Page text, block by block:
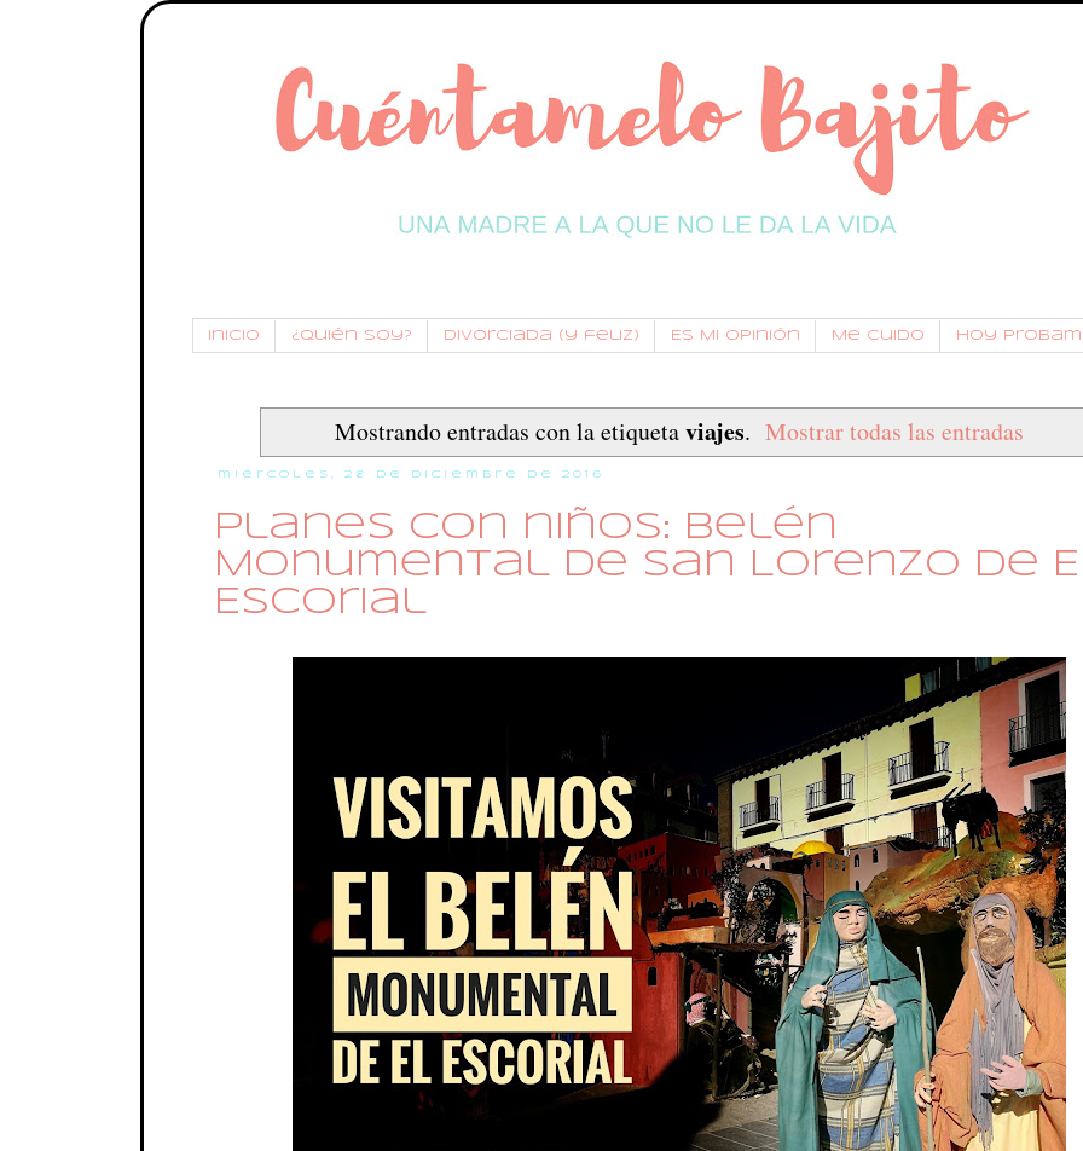
Inicio ¿Quién soy? Divorciada (y feliz) Es Mi Opinión Me Cuido Hoy
Mostrando entradas con la etiquetaviajes. Mostrar todas las entradas
miércoles, 28 de diciembre de 2016
Planes con niños: Belén
Monumental de San Lorenzo de
Escorial